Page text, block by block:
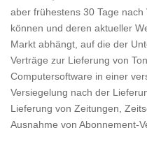
aber frühestens 30 Tage
können und deren aktueller
Markt abhängt, auf die der
Verträge zur Lieferung von
Computersoftware in einer
Versiegelung nach der
Lieferung von Zeitungen,
Ausnahme von Abonnement-